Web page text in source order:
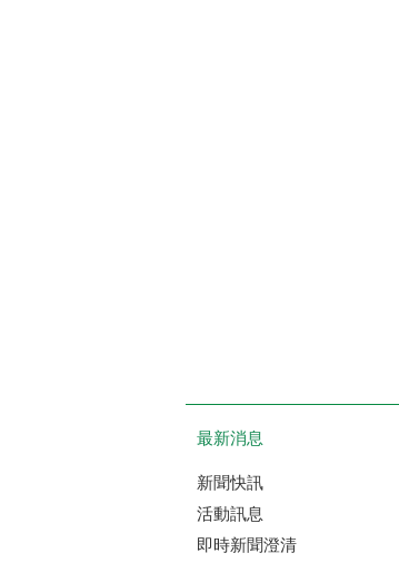
最新消息
新聞快訊
活動訊息
即時新聞澄清